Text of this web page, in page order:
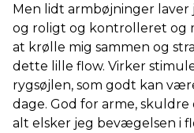
Men lidt armbøjninger laver
og roligt og kontrolleret og
at krølle mig sammen og
dette lille flow. Virker
rygsøjlen, som godt kan
dage. God for arme,
alt elsker jeg bevægelsen i